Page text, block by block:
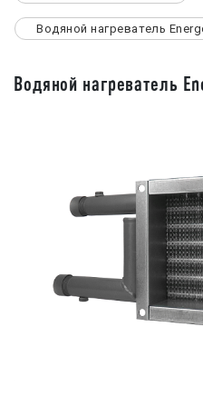
Водяной нагреватель
Водяной нагреватель